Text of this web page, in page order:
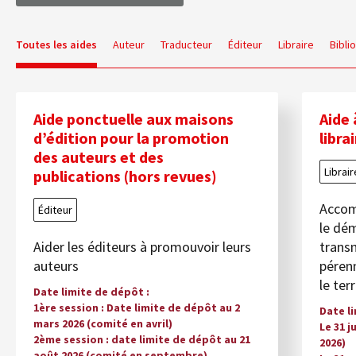
Toutes les aides Auteur Traducteur Éditeur Libraire
Aide ponctuelle aux maisons
d’édition pour la promotion
des auteurs et des
publications (hors revues)
Éditeur
Aider les éditeurs à promouvoir leurs
auteurs
Date limite de dépôt
1ère session : Date limite de dépôt au 2
mars 2026 (comité en avril)
2ème session : date limite de dépôt au 21
Aide
le
le
Date
Le 31
2026)